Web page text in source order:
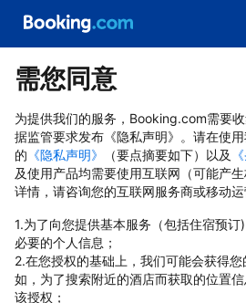
需您同意
为提供我们的服务，Booking.com需要
据监管要求发布《隐私声明》。请在使
的 《隐私声明》 （要点摘要如下）以及
及使用产品均需要使用互联网（可能产
详情，请咨询您的互联网服务商或移动运
1.为了向您提供基本服务（包括住宿预
必要的个人信息；
2.在您授权的基础上，我们可能会获得
如，为了搜索附近的酒店而获取的位置
该授权；